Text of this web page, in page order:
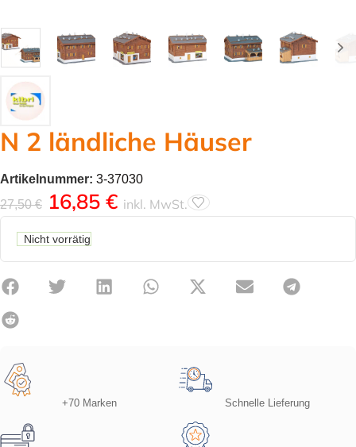
N 2 ländliche Häuser
Artikelnummer: 3-37030
27,50€ 16,85 € inkl. MwSt.
Nicht vorrätig
+70 Marken Schnelle Lieferung